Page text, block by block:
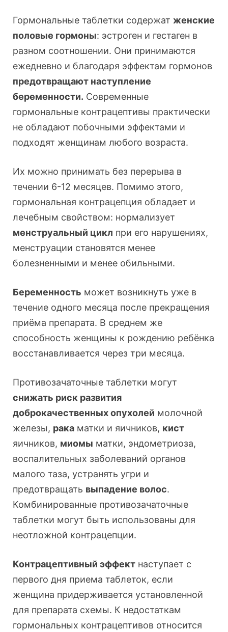
Гормональные таблетки содержат женские
половые гормоны: эстроген и гестаген в
разном соотношении. Они принимаются
ежедневно и благодаря эффектам гормонов
предотвращают наступление
беременности. Современные
гормональные контрацептивы практически
не обладают побочными эффектами и
подходят женщинам любого возраста.
Их можно принимать без перерыва в
течении 6-12 месяцев. Помимо этого,
гормональная контрацепция обладает и
лечебным свойством: нормализует
менструальный цикл при его нарушениях,
менструации становятся менее
болезненными и менее обильными.
Беременность может возникнуть уже в
течение одного месяца после прекращения
приёма препарата. В среднем же
способность женщины к рождению ребёнка
восстанавливается через три месяца.
Противозачаточные таблетки могут
снижать риск развития
доброкачественных опухолей молочной
железы, рака матки и яичников, кист
яичников, миомы матки, эндометриоза,
воспалительных заболеваний органов
малого таза, устранять угри и
предотвращать выпадение волос.
Комбинированные противозачаточные
таблетки могут быть использованы для
неотложной контрацепции.
Контрацептивный эффект наступает с
первого дня приема таблеток, если
женщина придерживается установленной
для препарата схемы. К недостаткам
гормональных контрацептивов относится